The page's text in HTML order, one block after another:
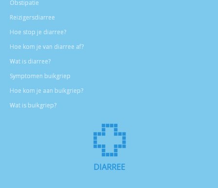
Obstipatie
Reizigersdiarree
Hoe stop je diarree?
Hoe kom je van diarree af?
Wat is diarree?
Symptomen buikgriep
Hoe kom je aan buikgriep?
Wat is buikgriep?
DIARREE